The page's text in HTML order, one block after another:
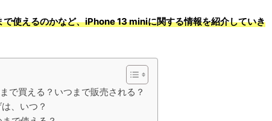
使えるのかなど、iPhone 13 miniに関する情報を紹介していき
で買える？いつまで販売される？
、いつ？